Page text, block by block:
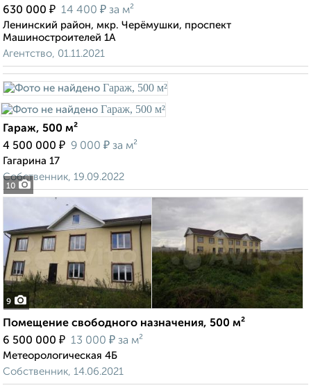
630 000 ₽ 14 400 ₽ за м²
Ленинский район, мкр. Черёмушки, проспект
Машиностроителей 1А
Агентство, 01.11.2021
10
Гараж, 500 м²
4 500 000 ₽ 9 000 ₽ за м²
Гагарина 17
Собственник, 19.09.2022
9
Помещение свободного назначения, 500 м²
6 500 000 ₽ 13 000 ₽ за м²
Метеорологическая 4Б
Собственник, 14.06.2021